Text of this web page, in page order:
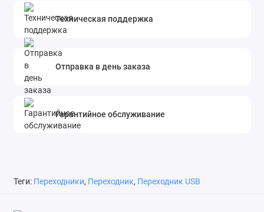
Техническая поддержка
Отправка в день заказа
Гарантийное обслуживание
Теги: Переходники, Переходник, Переходник USB